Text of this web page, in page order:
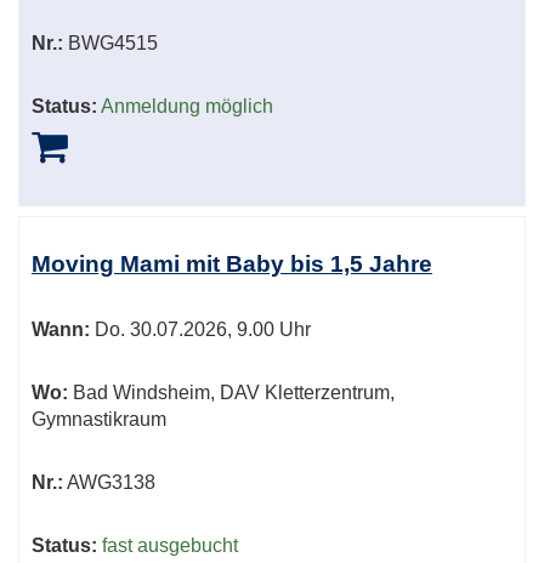
Nr.: BWG4515
Status: Anmeldung möglich
Moving Mami mit Baby bis 1,5 Jahre
Wann: Do. 30.07.2026, 9.00 Uhr
Wo: Bad Windsheim, DAV Kletterzentrum,
Gymnastikraum
Nr.: AWG3138
Status: fast ausgebucht